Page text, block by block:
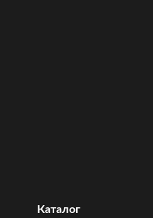
Каталог